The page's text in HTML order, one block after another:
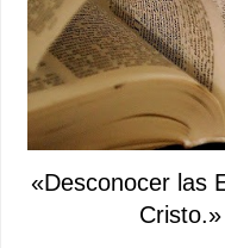
«Desconocer las